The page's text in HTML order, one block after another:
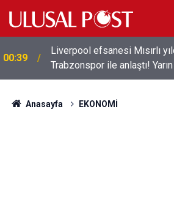
00:39
Liverpool efsanesi Mısırlı
Trabzonspor ile anlaştı!
Anasayfa EKONOMİ